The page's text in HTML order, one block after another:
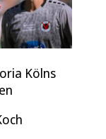
Kölns